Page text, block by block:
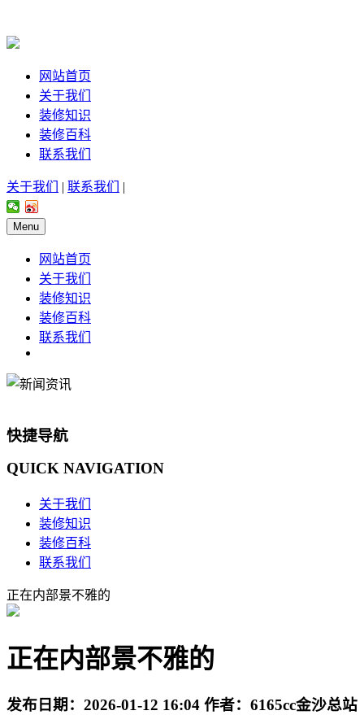
网站首页
关于我们
装修知识
装修百科
联系我们
关于我们 | 联系我们 |
Menu
网站首页
关于我们
装修知识
装修百科
联系我们
快捷导航
QUICK NAVIGATION
关于我们
装修知识
装修百科
联系我们
正在内部景不雅的
正在内部景不雅的
发布日期： 2026-01-12 16:04 作者： 6165cc金沙总站